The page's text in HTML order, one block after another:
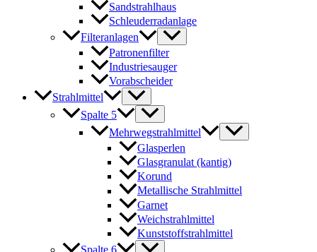
Sandstrahlhaus
Schleuderradanlage
Filteranlagen
Patronenfilter
Industriesauger
Vorabscheider
Strahlmittel
Spalte 5
Mehrwegstrahlmittel
Glasperlen
Glasgranulat (kantig)
Korund
Metallische Strahlmittel
Garnet
Weichstrahlmittel
Kunststoffstrahlmittel
Spalte 6